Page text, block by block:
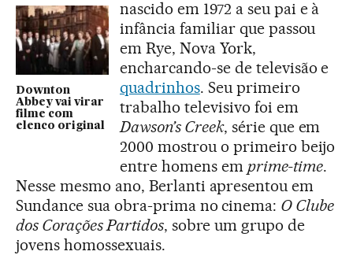
Downton
Abbey vai virar
filme com
elenco original
nascido em 1972 a seu pai e à
infância familiar que passou
em Rye, Nova York,
encharcando-se de televisão e
quadrinhos. Seu primeiro
trabalho televisivo foi em
Dawson’s Creek, série que em
2000 mostrou o primeiro beijo
entre homens em prime-time.
Nesse mesmo ano, Berlanti apresentou em
Sundance sua obra-prima no cinema: O Clube
dos Corações Partidos, sobre um grupo de
jovens homossexuais.